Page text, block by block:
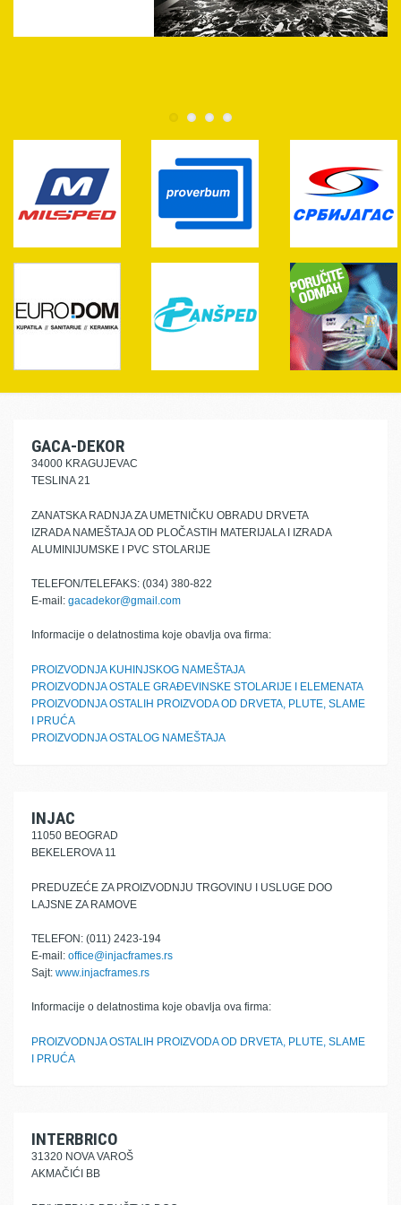
GACA-DEKOR
34000 KRAGUJEVAC
TESLINA 21
ZANATSKA RADNJA ZA UMETNIČKU OBRADU DRVETA
IZRADA NAMEŠTAJA OD PLOČASTIH MATERIJALA I IZRADA
ALUMINIJUMSKE I PVC STOLARIJE
TELEFON/TELEFAKS: (034) 380-822
E-mail: gacadekor@gmail.com
Informacije o delatnostima koje obavlja ova firma:
PROIZVODNJA KUHINJSKOG NAMEŠTAJA
PROIZVODNJA OSTALE GRAĐEVINSKE STOLARIJE I ELEMENATA
PROIZVODNJA OSTALIH PROIZVODA OD DRVETA, PLUTE, SLAME
I PRUĆA
PROIZVODNJA OSTALOG NAMEŠTAJA
INJAC
11050 BEOGRAD
BEKELEROVA 11
PREDUZEĆE ZA PROIZVODNJU TRGOVINU I USLUGE DOO
LAJSNE ZA RAMOVE
TELEFON: (011) 2423-194
E-mail: office@injacframes.rs
Sajt: www.injacframes.rs
Informacije o delatnostima koje obavlja ova firma:
PROIZVODNJA OSTALIH PROIZVODA OD DRVETA, PLUTE, SLAME
I PRUĆA
INTERBRICO
31320 NOVA VAROŠ
AKMAČIĆI BB